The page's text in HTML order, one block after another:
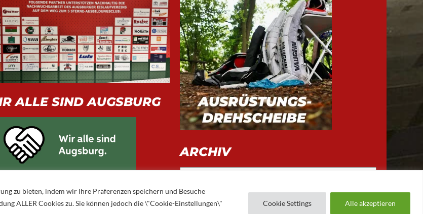
zu bieten, indem wir Ihre Präferenzen speichern und Besuche
ALLER Cookies zu. Sie können jedoch die \"Cookie-Einstellungen\"
Cookie Settings Alle akzeptieren
ALLE SIND AUGSBURG
ARCHIV
Archiv
AUGSBURGER EV